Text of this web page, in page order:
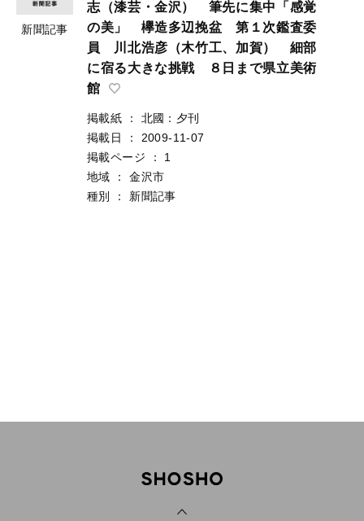
新聞記事
志（漆芸・金沢） 筆先に集中「感覚
の美」 欅造多辺挽盆 第１次鑑査委
員 川北浩彦（木竹工、加賀） 細部
に宿る大きな挑戦 ８日まで県立美術
館
掲載紙 ：
北國：夕刊
掲載日
：
2009-11-07
掲載ページ
：
1
地域
：
金沢市
種別
： 新聞記事